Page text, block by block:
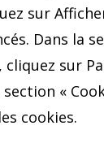
sur
Dans la
sur
«
cookies.